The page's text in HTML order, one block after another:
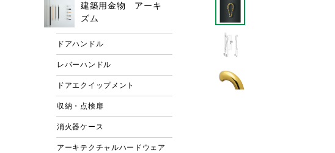
建築用金物 アーキ
ズム
ドアハンドル
レバーハンドル
ドアエクイップメント
収納・点検扉
消火器ケース
アーキテクチャルハードウェア